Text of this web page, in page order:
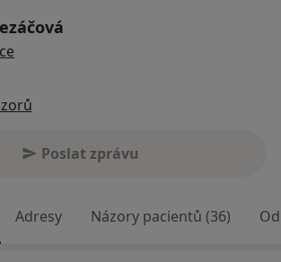
Poslat zprávu
Adresy Názory pacientů (36)